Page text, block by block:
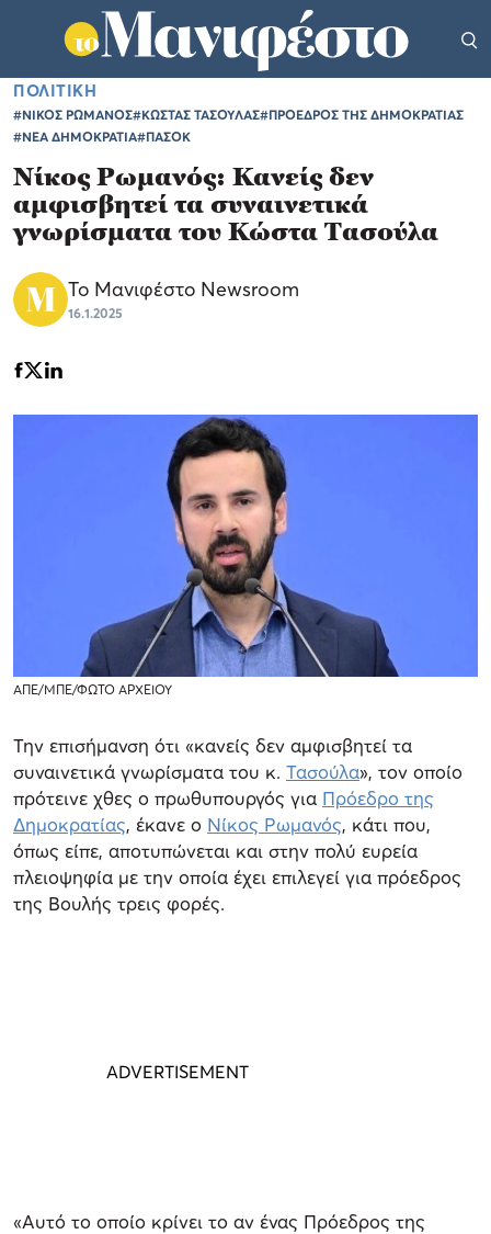
ΠΟΛΙΤΙΚΗ
#ΝΙΚΟΣ ΡΩΜΑΝΟΣ#ΚΩΣΤΑΣ ΤΑΣΟΥΛΑΣ#ΠΡΟΕΔΡΟΣ ΤΗΣ ΔΗΜΟΚΡΑΤΙΑΣ
#ΝΕΑ ΔΗΜΟΚΡΑΤΙΑ#ΠΑΣΟΚ
Νίκος Ρωμανός: Κανείς δεν
αμφισβητεί τα συναινετικά
γνωρίσματα του Κώστα Τασούλα
Το Μανιφέστο Newsroom
16.1.2025
ΑΠΕ/ΜΠΕ/ΦΩΤΟ ΑΡΧΕΙΟΥ
Την επισήμανση ότι «κανείς δεν αμφισβητεί τα
συναινετικά γνωρίσματα του κ. Τασούλα», τον οποίο
πρότεινε χθες ο πρωθυπουργός για Πρόεδρο της
Δημοκρατίας, έκανε ο Νίκος Ρωμανός, κάτι που,
όπως είπε, αποτυπώνεται και στην πολύ ευρεία
πλειοψηφία με την οποία έχει επιλεγεί για πρόεδρος
της Βουλής τρεις φορές.
«Αυτό το οποίο κρίνει το αν ένας Πρόεδρος της